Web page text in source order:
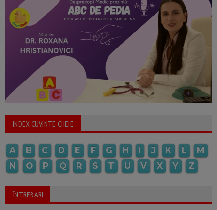
INDEX CUVINTE CHEIE
A B C D E F G H I J K L
M
N
O P Q R S T U V X Y Z
ÎNTREBARI